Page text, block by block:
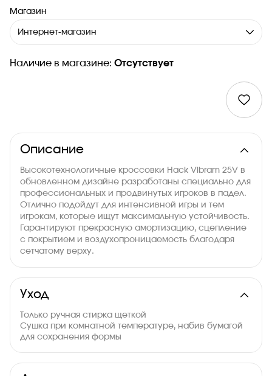
Магазин
Интернет-магазин
Наличие в магазине: Отсутствует
Описание
Высокотехнологичные кроссовки Hack Vibram 25V в
обновленном дизайне разработаны специально для
профессиональных и продвинутых игроков в падел.
Отлично подойдут для интенсивной игры и тем
игрокам, которые ищут максимальную устойчивость.
Гарантируют прекрасную амортизацию, сцепление
с покрытием и воздухопроницаемость благодаря
сетчатому верху.
Уход
Только ручная стирка щеткой
Сушка при комнатной температуре, набив бумагой
для сохранения формы